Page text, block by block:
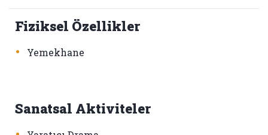
Fiziksel Özellikler
• Yemekhane
Sanatsal Aktiviteler